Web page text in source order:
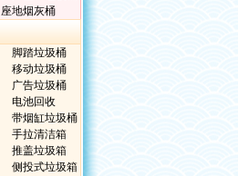
座地烟灰桶
脚踏垃圾桶
移动垃圾桶
广告垃圾桶
电池回收
带烟缸垃圾桶
手拉清洁箱
推盖垃圾箱
侧投式垃圾箱